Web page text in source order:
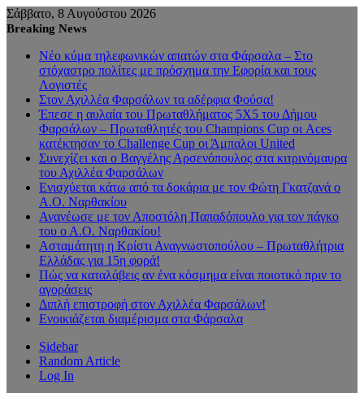
Σάββατο, 8 Αυγούστου 2026
Breaking News
Νέο κύμα τηλεφωνικών απατών στα Φάρσαλα – Στο
στόχαστρο πολίτες με πρόσχημα την Εφορία και τους
Λογιστές
Στον Αχιλλέα Φαρσάλων τα αδέρφια Φούσα!
Έπεσε η αυλαία του Πρωταθλήματος 5Χ5 του Δήμου
Φαρσάλων – Πρωταθλητές του Champions Cup οι Aces
κατέκτησαν το Challenge Cup οι Άμπαλοι United
Συνεχίζει και ο Βαγγέλης Αρσενόπουλος στα κιτρινόμαυρα
του Αχιλλέα Φαρσάλων
Ενισχύεται κάτω από τα δοκάρια με τον Φώτη Γκατζανά ο
Α.Ο. Ναρθακίου
Ανανέωσε με τον Αποστόλη Παπαδόπουλο για τον πάγκο
του ο Α.Ο. Ναρθακίου!
Ασταμάτητη η Κρίστι Αναγνωστοπούλου – Πρωταθλήτρια
Ελλάδας για 15η φορά!
Πώς να καταλάβεις αν ένα κόσμημα είναι ποιοτικό πριν το
αγοράσεις
Διπλή επιστροφή στον Αχιλλέα Φαρσάλων!
Ενοικιάζεται διαμέρισμα στα Φάρσαλα
Sidebar
Random Article
Log In